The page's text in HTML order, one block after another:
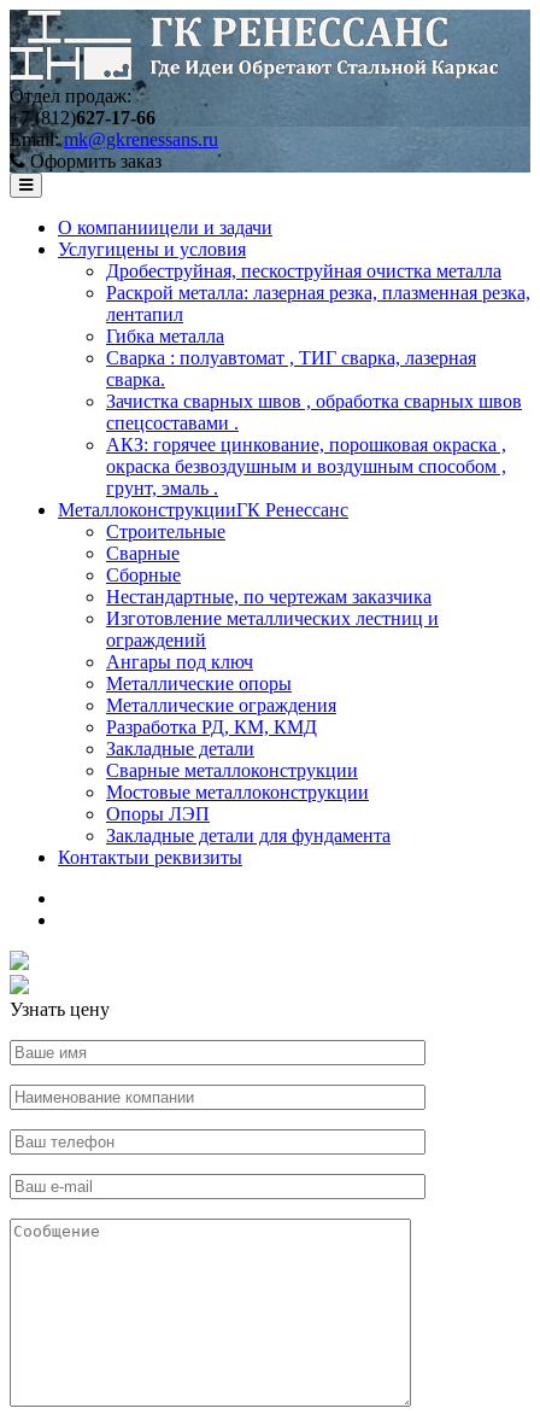
Отдел продаж:
+7 (812)627-17-66
Email:mk@gkrenessans.ru
Оформить заказ
О компаниицели и задачи
Услугицены и условия
Дробеструйная, пескоструйная очистка металла
Раскрой металла: лазерная резка, плазменная резка,
лентапил
Гибка металла
Сварка : полуавтомат , ТИГ сварка, лазерная
сварка.
Зачистка сварных швов , обработка сварных швов
спецсоставами .
АКЗ: горячее цинкование, порошковая окраска ,
окраска безвоздушным и воздушным способом ,
грунт, эмаль .
МеталлоконструкцииГК Ренессанс
Строительные
Сварные
Сборные
Нестандартные, по чертежам заказчика
Изготовление металлических лестниц и
ограждений
Ангары под ключ
Металлические опоры
Металлические ограждения
Разработка РД, КМ, КМД
Закладные детали
Сварные металлоконструкции
Мостовые металлоконструкции
Опоры ЛЭП
Закладные детали для фундамента
Контактыи реквизиты
Узнать цену